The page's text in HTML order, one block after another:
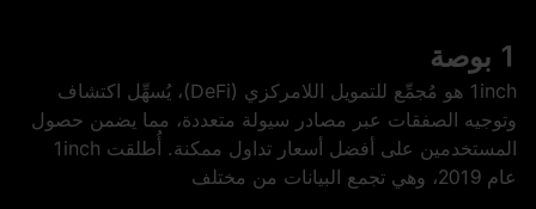
1 بوصة
1inch هو مُجمِّع للتمويل اللامركزي (DeFi)، يُسهِّل اكتشاف
وتوجيه الصفقات عبر مصادر سيولة متعددة، مما يضمن حصول
المستخدمين على أفضل أسعار تداول ممكنة. أُطلقت 1inch
عام 2019، وهي تجمع البيانات من مختلف